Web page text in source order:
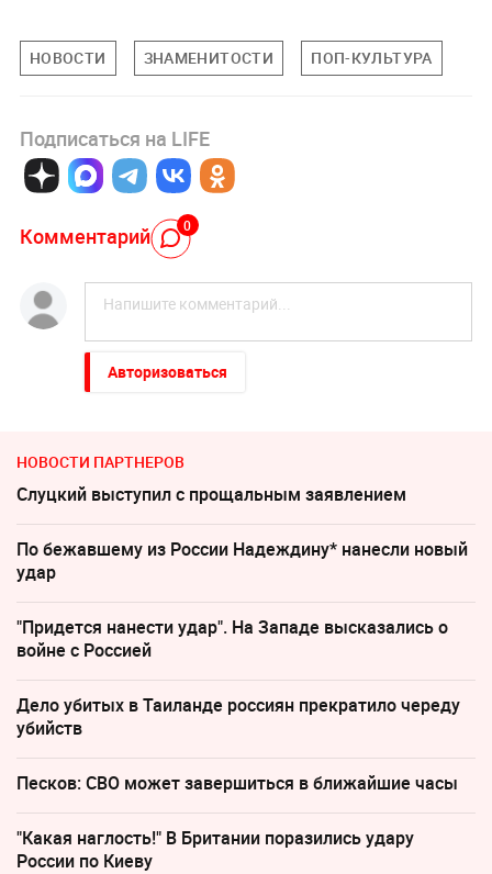
НОВОСТИ ЗНАМЕНИТОСТИ ПОП-КУЛЬТУРА
Подписаться на LIFE
Комментарий 0
Авторизоваться
НОВОСТИ ПАРТНЕРОВ
Слуцкий выступил с прощальным заявлением
По бежавшему из России Надеждину* нанесли новый
удар
"Придется нанести удар". На Западе высказались о
войне с Россией
Дело убитых в Таиланде россиян прекратило череду
убийств
Песков: СВО может завершиться в ближайшие часы
"Какая наглость!" В Британии поразились удару
России по Киеву